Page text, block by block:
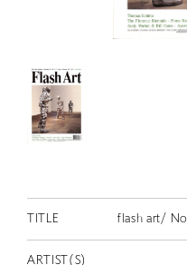
スカラシップ受賞者
CONTACT
JP
TITLE flash art/ No
ARTIST(S)